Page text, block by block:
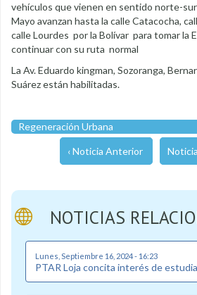
vehículos que vienen en sentido norte-
Mayo avanzan hasta la calle Catacocha,
calle Lourdes por la Bolívar para tomar la
continuar con su ruta normal
La Av. Eduardo kingman, Sozoranga,
Suárez están habilitadas.
Regeneración Urbana
‹ Noticia Anterior
NOTICIAS
Lunes, Septiembre 16, 2024 - 16:23
PTAR Loja concita interés de